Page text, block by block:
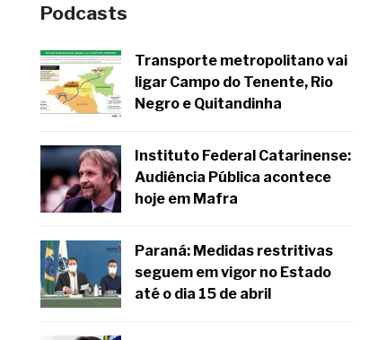
Podcasts
Transporte metropolitano vai
ligar Campo do Tenente, Rio
Negro e Quitandinha
Instituto Federal Catarinense:
Audiência Pública acontece
hoje em Mafra
Paraná: Medidas restritivas
seguem em vigor no Estado
até o dia 15 de abril